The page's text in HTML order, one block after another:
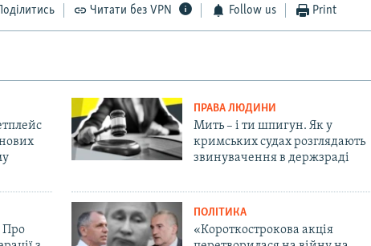
Читати без VPN Follow us Print
ПРАВА ЛЮДИНИ
Мить – і ти шпигун. Як у
кримських судах розглядають
звинувачення в держзраді
Про
ПОЛІТИКА
«Короткострокова акція